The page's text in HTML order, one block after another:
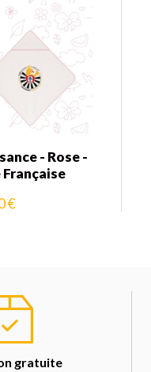
- Rose -
Française
€
gratuite